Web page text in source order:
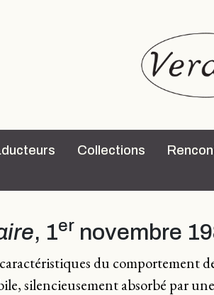
Collections
, 1er novembre
caractéristiques du
silencieusement absorbé par